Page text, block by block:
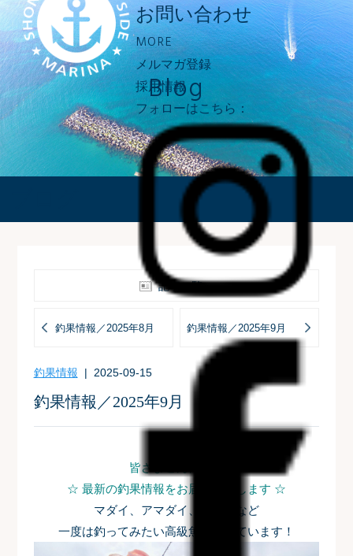
お問い合わせ
MORE
メルマガ登録
採用情報
フォローはこちら：
Blog
記事一覧へ
釣果情報／2025年8月 釣果情報／2025年9月
釣果情報 | 2025-09-15
釣果情報／2025年9月
皆さまこんにちは
☆ 最新の釣果情報をお届けいたします ☆
マダイ、アマダイ、ワラサなど
一度は釣ってみたい高級魚が釣れています！